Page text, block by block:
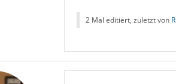
2 Mal editiert, zuletzt von